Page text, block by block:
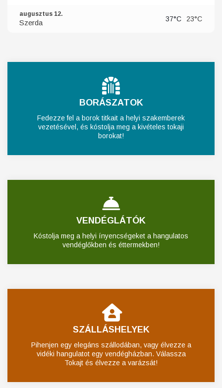
augusztus 12.
Szerda 37°C 23°C
BORÁSZATOK
Fedezze fel a borok titkait a helyi szakemberek
vezetésével, és kóstolja meg a kivételes tokaji
borokat!
VENDÉGLÁTÓK
Kóstolja meg a helyi ínyencségeket a hangulatos
vendéglőkben és éttermekben!
SZÁLLÁSHELYEK
Pihenjen egy elegáns szállodában, vagy élvezze a
vidéki hangulatot egy vendégházban. Válassza
Tokajt és élvezze a varázsát!